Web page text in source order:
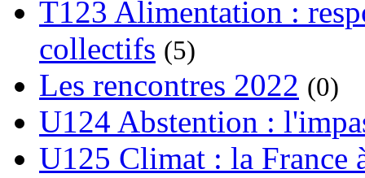
T123 Alimentation :
collectifs (5)
Les rencontres 2022 (0)
U124 Abstention :
U125 Climat : la France